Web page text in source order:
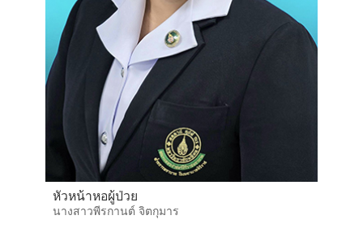
หัวหน้าหอผู้ป่วย
นางสาวพีรกานต์ จิตกุมาร